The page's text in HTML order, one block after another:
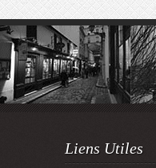
Liens Utiles